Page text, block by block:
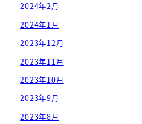
2024年2月
2024年1月
2023年12月
2023年11月
2023年10月
2023年9月
2023年8月